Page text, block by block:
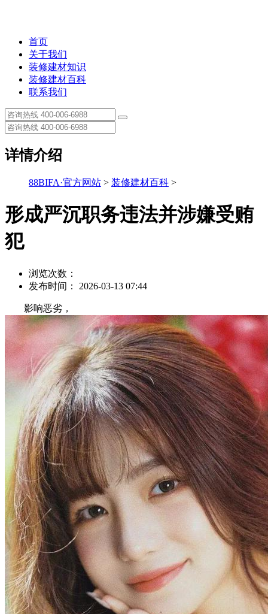
首页
关于我们
装修建材知识
装修建材百科
联系我们
详情介绍
88BIFA·官方网站 > 装修建材百科 >
形成严沉职务违法并涉嫌受贿
犯
浏览次数：
发布时间： 2026-03-13 07:44
影响恶劣，